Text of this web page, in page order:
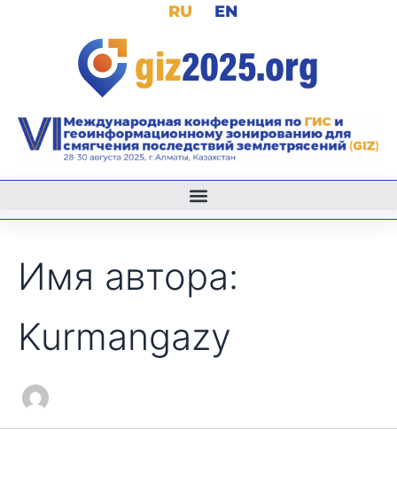
содержимому
RU EN
Имя автора:
Kurmangazy